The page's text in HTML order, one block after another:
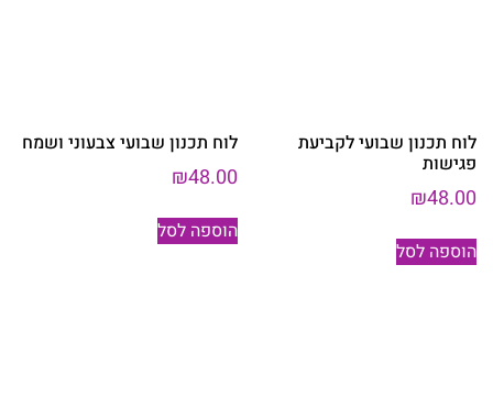
לוח תכנון שבועי לקביעת
פגישות
₪48.00
הוספה לסל
לוח תכנון שבועי צבעוני ושמח
₪48.00
הוספה לסל